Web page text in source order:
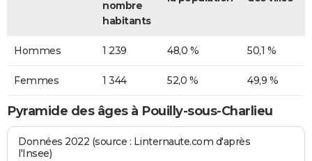
nombre
habitants
Hommes 1 239 48,0 % 50,1 %
Femmes 1 344 52,0 % 49,9 %
Pyramide des âges à Pouilly-sous-Charlieu
Données 2022 (source : Linternaute.com d'après
l'Insee)